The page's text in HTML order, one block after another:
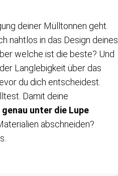
deiner Mülltonnen geht.
nahtlos in das Design deines
welche ist die beste? Und
Langlebigkeit über das
du dich entscheidest.
Damit deine
genau unter die Lupe
abschneiden?